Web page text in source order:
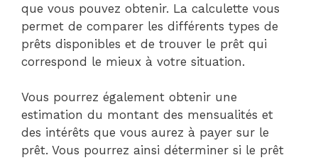
que vous pouvez obtenir. La calculette vous
permet de comparer les différents types de
prêts disponibles et de trouver le prêt qui
correspond le mieux à votre situation.
Vous pourrez également obtenir une
estimation du montant des mensualités et
des intérêts que vous aurez à payer sur le
prêt. Vous pourrez ainsi déterminer si le prêt